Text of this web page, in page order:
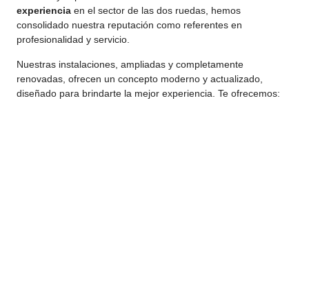
experiencia en el sector de las dos ruedas, hemos
consolidado nuestra reputación como referentes en
profesionalidad y servicio.
Nuestras instalaciones, ampliadas y completamente
renovadas, ofrecen un concepto moderno y actualizado,
diseñado para brindarte la mejor experiencia. Te ofrecemos: